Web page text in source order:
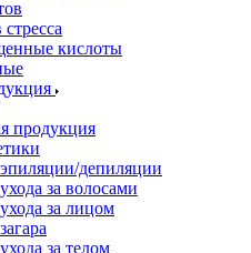
кислоты
продукция
депиляции
за волосами
за лицом
за телом